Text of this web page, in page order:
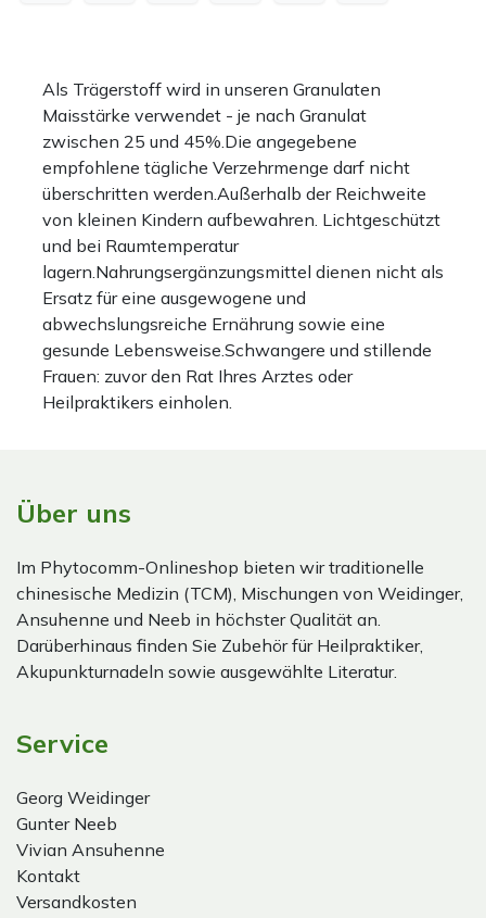
Als Trägerstoff wird in unseren Granulaten
Maisstärke verwendet - je nach Granulat
zwischen 25 und 45%.Die angegebene
empfohlene tägliche Verzehrmenge darf nicht
überschritten werden.Außerhalb der Reichweite
von kleinen Kindern aufbewahren. Lichtgeschützt
und bei Raumtemperatur
lagern.Nahrungsergänzungsmittel dienen nicht als
Ersatz für eine ausgewogene und
abwechslungsreiche Ernährung sowie eine
gesunde Lebensweise.Schwangere und stillende
Frauen: zuvor den Rat Ihres Arztes oder
Heilpraktikers einholen.
Über uns
Im Phytocomm-Onlineshop bieten wir traditionelle
chinesische Medizin (TCM), Mischungen von Weidinger,
Ansuhenne und Neeb in höchster Qualität an.
Darüberhinaus finden Sie Zubehör für Heilpraktiker,
Akupunkturnadeln sowie ausgewählte Literatur.
Service
Georg Weidinger
Gunter Neeb
Vivian Ansuhenne
Kontakt
Versandkosten